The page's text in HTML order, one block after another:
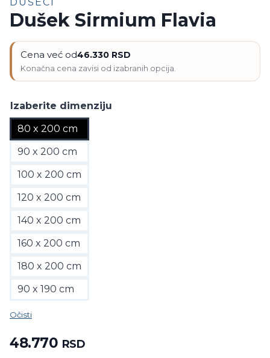
Dušek Sirmium Flavia
Cena već od46.330 RSD
Izaberite dimenziju
80 x 200 cm
90 x 200 cm
100 x 200 cm
120 x 200 cm
140 x 200 cm
160 x 200 cm
180 x 200 cm
90 x 190 cm
Očisti
48.770 RSD